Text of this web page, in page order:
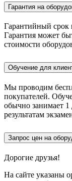
Гарантия на
Гарантийный срок
Гарантия может
стоимости
Обучение для
Мы проводим
покупателей.
обычно занимает
результатам
Запрос цен на
Дорогие друзья!
На сайте указаны